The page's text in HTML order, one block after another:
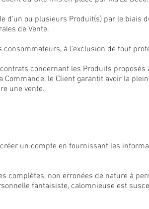
d'un ou plusieurs Produit(s) par le biais
de Vente.
consommateurs, à l'exclusion de tout
concernant les Produits proposés
le Client garantit avoir la
une vente.
un compte en fournissant les
complètes, non erronées de nature à
fantaisiste, calomnieuse est